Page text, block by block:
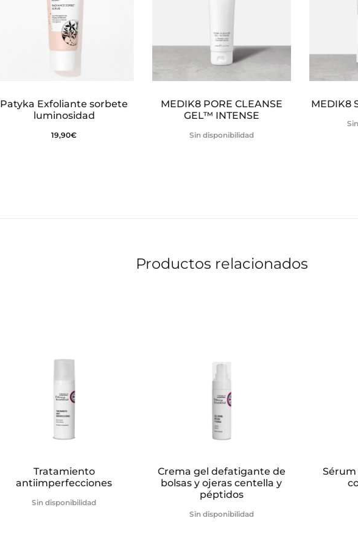
Patyka Exfoliante sorbete
luminosidad
19,90€
MEDIK8 PORE CLEANSE
GEL™ INTENSE
Sin disponibilidad
MEDIK8
Productos relacionados
Tratamiento
antiimperfecciones
Sin disponibilidad
Crema gel defatigante de
bolsas y ojeras centella y
péptidos
Sin disponibilidad